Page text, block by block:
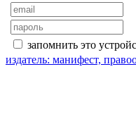
запомнить это
издатель: манифест,